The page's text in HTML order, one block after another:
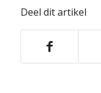
Deel dit artikel